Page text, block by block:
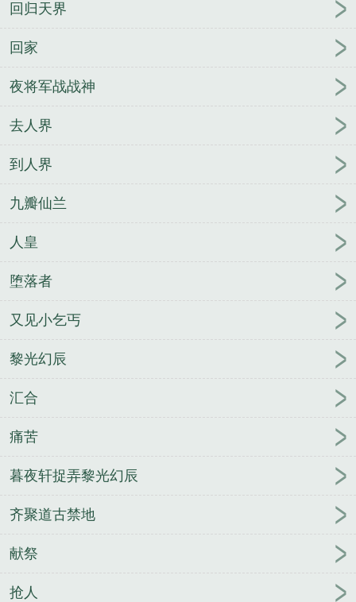
回归天界
回家
夜将军战战神
去人界
到人界
九瓣仙兰
人皇
堕落者
又见小乞丐
黎光幻辰
汇合
痛苦
暮夜轩捉弄黎光幻辰
齐聚道古禁地
献祭
抢人